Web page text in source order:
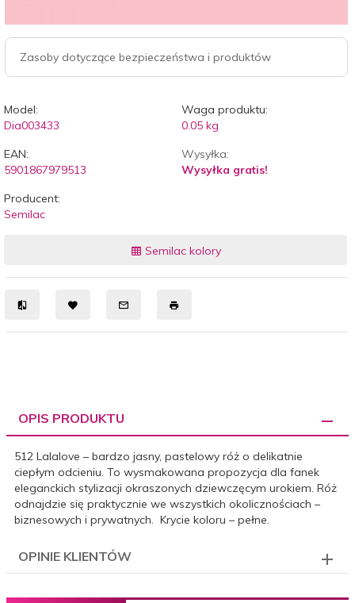
Zasoby dotyczące bezpieczeństwa i produktów
Model:
Dia003433
Waga produktu:
0.05 kg
EAN:
5901867979513
Wysyłka:
Wysyłka gratis!
Producent:
Semilac
Semilac kolory
OPIS PRODUKTU
512 Lalalove – bardzo jasny, pastelowy róż o delikatnie
ciepłym odcieniu. To wysmakowana propozycja dla fanek
eleganckich stylizacji okraszonych dziewczęcym urokiem. Róż
odnajdzie się praktycznie we wszystkich okolicznościach –
biznesowych i prywatnych. Krycie koloru – pełne.
OPINIE KLIENTÓW